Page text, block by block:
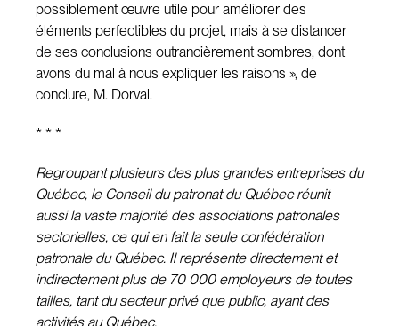
possiblement œuvre utile pour améliorer des
éléments perfectibles du projet, mais à se distancer
de ses conclusions outrancièrement sombres, dont
avons du mal à nous expliquer les raisons », de
conclure, M. Dorval.
* * *
Regroupant plusieurs des plus grandes entreprises du
Québec, le Conseil du patronat du Québec réunit
aussi la vaste majorité des associations patronales
sectorielles, ce qui en fait la seule confédération
patronale du Québec. Il représente directement et
indirectement plus de 70 000 employeurs de toutes
tailles, tant du secteur privé que public, ayant des
activités au Québec.